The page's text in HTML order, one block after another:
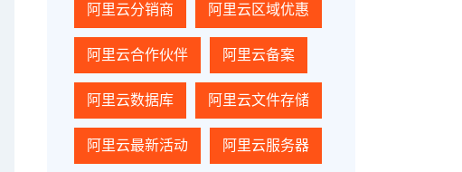
阿里云分销商 阿里云区域优惠
阿里云合作伙伴 阿里云备案
阿里云数据库 阿里云文件存储
阿里云最新活动 阿里云服务器